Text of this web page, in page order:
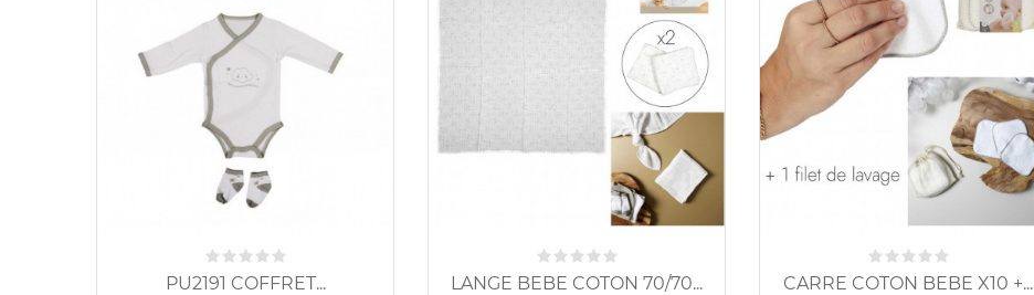
PU2191 COFFRET...
LANGE BEBE COTON 70/70...
CARRE COTON BEBE X10 +...